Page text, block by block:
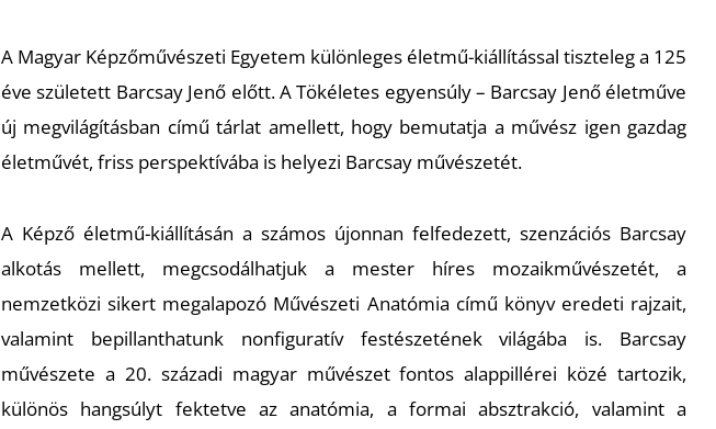
A Magyar Képzőművészeti Egyetem különleges életmű-kiállítással tiszteleg a 125
éve született Barcsay Jenő előtt. ATökéletes egyensúly – Barcsay Jenő életműve
új megvilágításban című tárlat amellett, hogy bemutatja a művész igen gazdag
életművét, friss perspektívába is helyezi Barcsay művészetét.
A Képző életmű-kiállításán a számos újonnan felfedezett, szenzációs Barcsay
alkotás mellett, megcsodálhatjuk a mester híres mozaikművészetét, a
nemzetközi sikert megalapozó Művészeti Anatómia című könyv eredeti rajzait,
valamint bepillanthatunk nonfiguratív festészetének világába is. Barcsay
művészete a 20. századi magyar művészet fontos alappillérei közé tartozik,
különös hangsúlyt fektetve az anatómia, a formai absztrakció, valamint a